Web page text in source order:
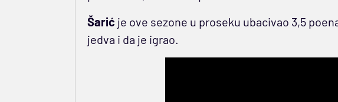
Šarić je ove sezone u proseku ubacivao 3,5
jedva i da je igrao.